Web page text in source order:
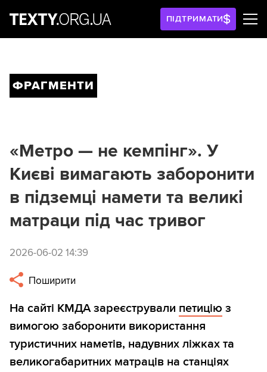
ПІДТРИМАТИ
ФРАГМЕНТИ
«Метро — не кемпінг». У
Києві вимагають заборонити
в підземці намети та великі
матраци під час тривог
2026-06-02 14:39
Поширити
На сайті КМДА зареєстрували петицію з
вимогою заборонити використання
туристичних наметів, надувних ліжках та
великогабаритних матраців на станціях